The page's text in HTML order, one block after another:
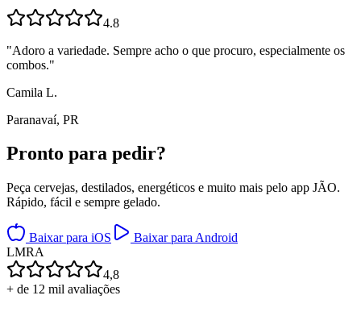
4.8
"Adoro a variedade. Sempre acho o que procuro, especialmente os
combos."
Camila L.
Paranavaí, PR
Pronto para pedir?
Peça cervejas, destilados, energéticos e muito mais pelo app JÃO.
Rápido, fácil e sempre gelado.
Baixar para iOS
Baixar para Android
LMRA
4,8
+ de 12 mil avaliações